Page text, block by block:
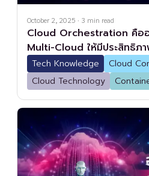
October 2, 2025 · 3 min read
Cloud Orchestration คืออ
Multi-Cloud ให้มีประสิทธิภ
Tech Knowledge
Cloud
Cloud Technology